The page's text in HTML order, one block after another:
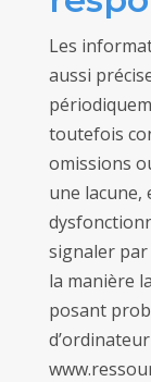
Les
aussi
toutefois
omissions
une
signaler par
la manière
posant